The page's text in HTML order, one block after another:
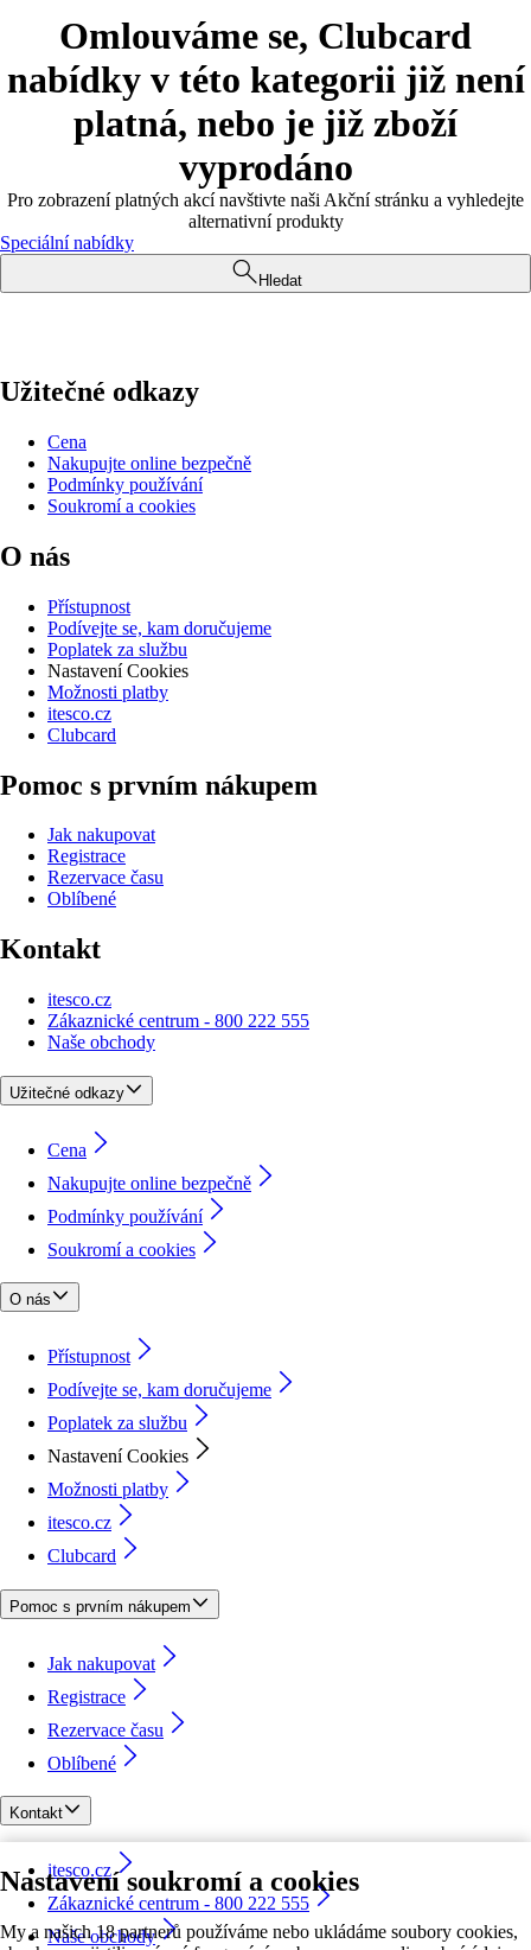
Nastavení soukromí a cookies
My a našich 18 partnerů používáme nebo ukládáme soubory cookies,
Omlouváme se, Clubcard
nabídky v této kategorii již není
platná, nebo je již zboží
vyprodáno
Pro zobrazení platných akcí navštivte naši Akční stránku a vyhledejte
alternativní produkty
Speciální nabídky
Hledat
Užitečné odkazy
Cena
Nakupujte online bezpečně
Podmínky používání
Soukromí a cookies
O nás
Přístupnost
Podívejte se, kam doručujeme
Poplatek za službu
Nastavení Cookies
Možnosti platby
itesco.cz
Clubcard
Pomoc s prvním nákupem
Jak nakupovat
Registrace
Rezervace času
Oblíbené
Kontakt
itesco.cz
Zákaznické centrum - 800 222 555
Naše obchody
Užitečné odkazy
Cena
Nakupujte online bezpečně
Podmínky používání
Soukromí a cookies
O nás
Přístupnost
Podívejte se, kam doručujeme
Poplatek za službu
Nastavení Cookies
Možnosti platby
itesco.cz
Clubcard
Pomoc s prvním nákupem
Jak nakupovat
Registrace
Rezervace času
Oblíbené
Kontakt
itesco.cz
Zákaznické centrum - 800 222 555
Naše obchody